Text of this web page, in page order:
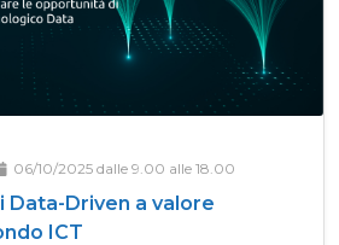
06/10/2025 dalle 9.00 alle 18.00
Data-Driven a valore
ICT